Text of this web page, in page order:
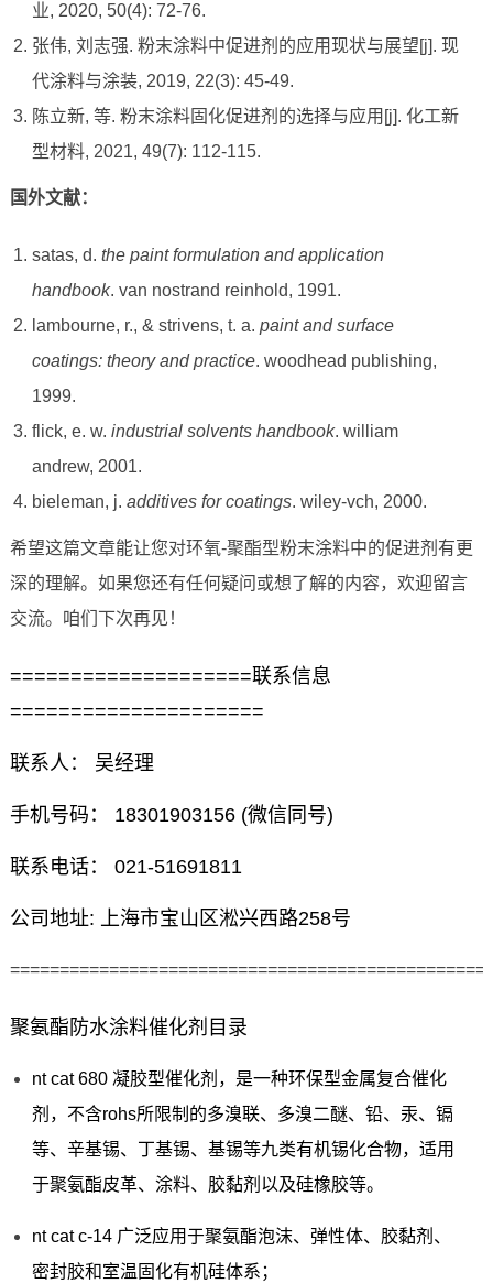
业, 2020, 50(4): 72-76.
张伟, 刘志强. 粉末涂料中促进剂的应用现状与展望[j]. 现
代涂料与涂装, 2019, 22(3): 45-49.
陈立新, 等. 粉末涂料固化促进剂的选择与应用[j]. 化工新
型材料, 2021, 49(7): 112-115.
国外文献：
satas, d. the paint formulation and application
handbook. van nostrand reinhold, 1991.
lambourne, r., & strivens, t. a. paint and surface
coatings: theory and practice. woodhead publishing,
1999.
flick, e. w. industrial solvents handbook. william
andrew, 2001.
bieleman, j. additives for coatings. wiley-vch, 2000.
希望这篇文章能让您对环氧-聚酯型粉末涂料中的促进剂有更
深的理解。如果您还有任何疑问或想了解的内容，欢迎留言
交流。咱们下次再见！
====================联系信息
=====================
联系人： 吴经理
手机号码： 18301903156 (微信同号)
联系电话： 021-51691811
公司地址: 上海市宝山区淞兴西路258号
聚氨酯防水涂料催化剂目录
nt cat 680 凝胶型催化剂，是一种环保型金属复合催化
剂，不含rohs所限制的多溴联、多溴二醚、铅、汞、镉
等、辛基锡、丁基锡、基锡等九类有机锡化合物，适用
于聚氨酯皮革、涂料、胶黏剂以及硅橡胶等。
nt cat c-14 广泛应用于聚氨酯泡沫、弹性体、胶黏剂、
密封胶和室温固化有机硅体系；